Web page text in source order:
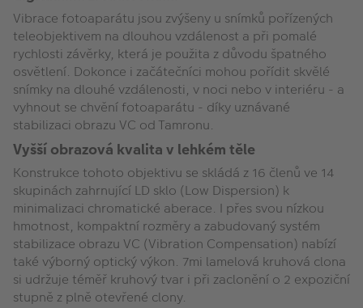
Vibrace fotoaparátu jsou zvýšeny u snímků pořízených
teleobjektivem na dlouhou vzdálenost a při pomalé
rychlosti závěrky, která je použita z důvodu špatného
osvětlení. Dokonce i začátečníci mohou pořídit skvělé
snímky na dlouhé vzdálenosti, v noci nebo v interiéru - a
vyhnout se chvění fotoaparátu - díky uznávané
stabilizaci obrazu VC od Tamronu.
Vyšší obrazová kvalita v lehkém těle
Konstrukce tohoto objektivu se skládá z 16 členů ve 14
skupinách zahrnující LD sklo (Low Dispersion) k
minimalizaci chromatické aberace. I přes svou nízkou
hmotnost, kompaktní rozměry a zabudovaný systém
stabilizace obrazu VC (Vibration Compensation) nabízí
také výborný optický výkon. 7mi lamelová kruhová clona
si udržuje téměř kruhový tvar i při zaclonění o 2 expoziční
stupně z plně otevřené clony.